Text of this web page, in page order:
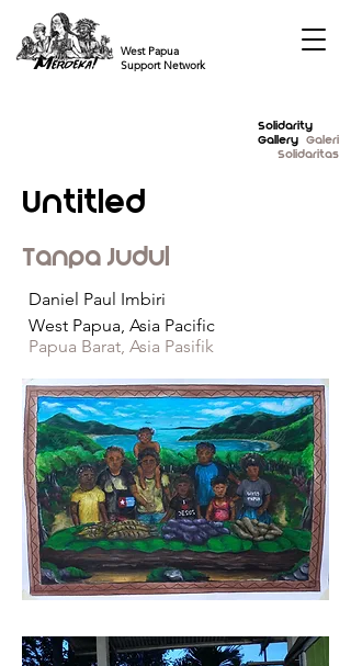
West Papua
Support Network
Solidarity
Gallery Galeri
Solidaritas
Untitled
Tanpa Judul
Daniel Paul Imbiri
West Papua, Asia Pacific
Papua Barat, Asia Pasifik